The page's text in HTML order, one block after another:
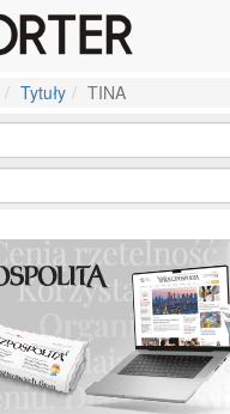
Tytuły TINA